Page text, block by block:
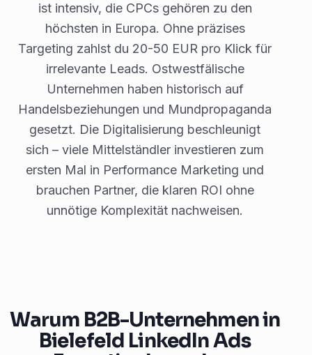
ist intensiv, die CPCs gehören zu den
höchsten in Europa. Ohne präzises
Targeting zahlst du 20-50 EUR pro Klick für
irrelevante Leads. Ostwestfälische
Unternehmen haben historisch auf
Handelsbeziehungen und Mundpropaganda
gesetzt. Die Digitalisierung beschleunigt
sich – viele Mittelständler investieren zum
ersten Mal in Performance Marketing und
brauchen Partner, die klaren ROI ohne
unnötige Komplexität nachweisen.
Warum B2B-Unternehmen in
Bielefeld LinkedIn Ads